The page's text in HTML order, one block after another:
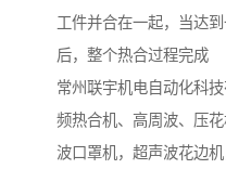
工件并合在一起，当达
后，整个热合过程完成
常州联宇机电自动化科
频热合机、高周波、压
波口罩机，超声波花边